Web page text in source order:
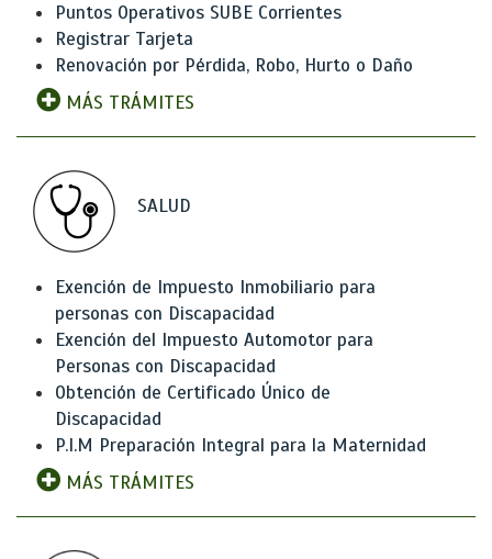
Puntos Operativos SUBE Corrientes
Registrar Tarjeta
Renovación por Pérdida, Robo, Hurto o Daño
MÁS TRÁMITES
SALUD
Exención de Impuesto Inmobiliario para
personas con Discapacidad
Exención del Impuesto Automotor para
Personas con Discapacidad
Obtención de Certificado Único de
Discapacidad
P.I.M Preparación Integral para la Maternidad
MÁS TRÁMITES